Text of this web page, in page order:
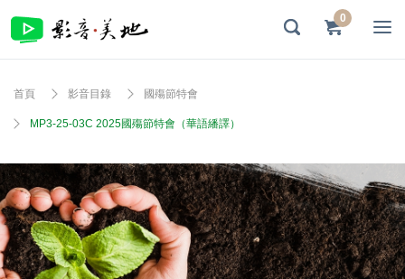
0
首頁 影音目錄 國殤節特會
MP3-25-03C 2025國殤節特會（華語繙譯）